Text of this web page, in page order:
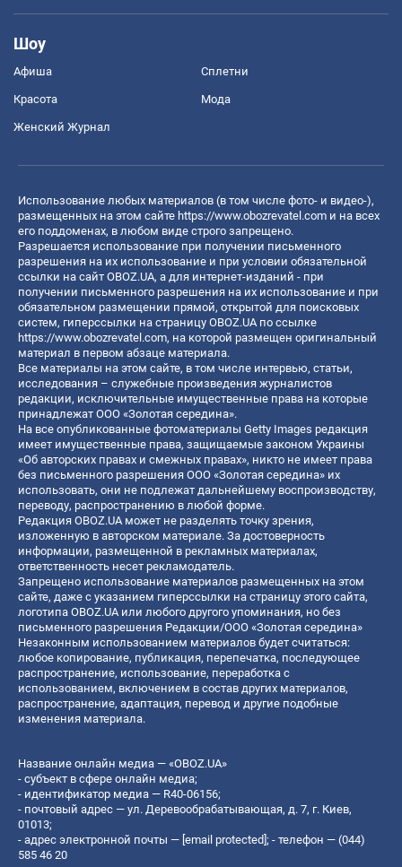
Шоу
Афиша Сплетни
Красота Мода
Женский Журнал
Использование любых материалов (в том числе фото- и видео-),
размещенных на этом сайте https://www.obozrevatel.com и на всех
его поддоменах, в любом виде строго запрещено.
Разрешается использование при получении письменного
разрешения на их использование и при условии обязательной
ссылки на сайт OBOZ.UA, а для интернет-изданий - при
получении письменного разрешения на их использование и при
обязательном размещении прямой, открытой для поисковых
систем, гиперссылки на страницу OBOZ.UA по ссылке
https://www.obozrevatel.com, на которой размещен оригинальный
материал в первом абзаце материала.
Все материалы на этом сайте, в том числе интервью, статьи,
исследования – служебные произведения журналистов
редакции, исключительные имущественные права на которые
принадлежат ООО «Золотая середина».
На все опубликованные фотоматериалы Getty Images редакция
имеет имущественные права, защищаемые законом Украины
«Об авторских правах и смежных правах», никто не имеет права
без письменного разрешения ООО «Золотая середина» их
использовать, они не подлежат дальнейшему воспроизводству,
переводу, распространению в любой форме.
Редакция OBOZ.UA может не разделять точку зрения,
изложенную в авторском материале. За достоверность
информации, размещенной в рекламных материалах,
ответственность несет рекламодатель.
Запрещено использование материалов размещенных на этом
сайте, даже с указанием гиперссылки на страницу этого сайта,
логотипа OBOZ.UA или любого другого упоминания, но без
письменного разрешения Редакции/ООО «Золотая середина»
Незаконным использованием материалов будет считаться:
любое копирование, публикация, перепечатка, последующее
распространение, использование, переработка с
использованием, включением в состав других материалов,
распространение, адаптация, перевод и другие подобные
изменения материала.
Название онлайн медиа — «OBOZ.UA»
- субъект в сфере онлайн медиа;
- идентификатор медиа — R40-06156;
- почтовый адрес — ул. Деревообрабатывающая, д. 7, г. Киев,
01013;
- адрес электронной почты — [email protected] ; - телефон — (044)
585 46 20